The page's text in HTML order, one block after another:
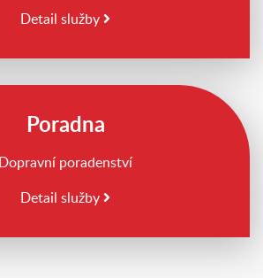
Detail služby
Poradna
Dopravní poradenství
Detail služby